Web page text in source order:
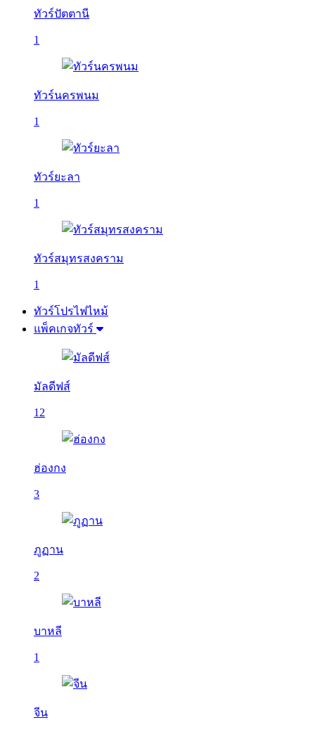
ทัวร์ปัตตานี
1
ทัวร์นครพนม
1
ทัวร์ยะลา
1
ทัวร์สมุทรสงคราม
1
ทัวร์โปรไฟไหม้
แพ็คเกจทัวร์
มัลดีฟส์
12
ฮ่องกง
3
ภูฏาน
2
บาหลี
1
จีน